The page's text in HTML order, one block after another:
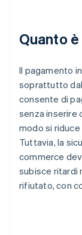
Quanto
Il pagamento
soprattutto
consente di
senza inserire
modo si
Tuttavia, la
commerce
subisce ritardi
rifiutato, con